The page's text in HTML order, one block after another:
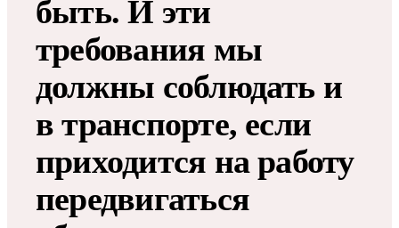
быть. И эти
требования мы
должны соблюдать и
в транспорте, если
приходится на работу
передвигаться